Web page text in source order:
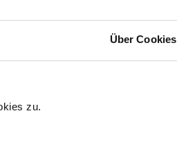
Über Cookies
zu.
weiter zu
Talention
Argument für